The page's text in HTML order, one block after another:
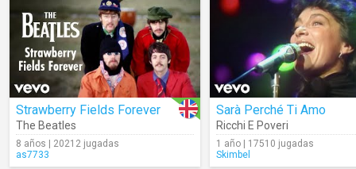
Strawberry Fields Forever
The Beatles
8 años | 20212 jugadas
as7733
Sarà Perché Ti Amo
Ricchi E Poveri
1 año | 17510 jugadas
Skimbel